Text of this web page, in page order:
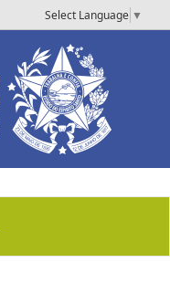
Select Language ▼